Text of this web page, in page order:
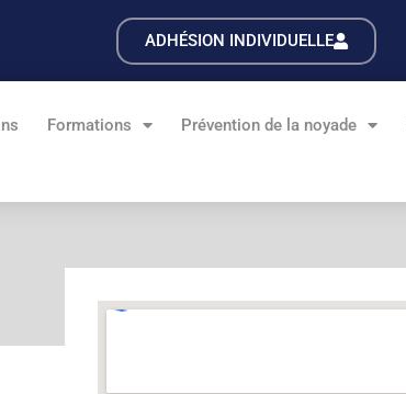
ADHÉSION INDIVIDUELLE
Formations Prévention de la noyade